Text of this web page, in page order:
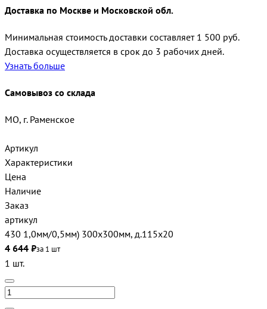
Доставка по Москве и Московской обл.
Минимальная стоимость доставки составляет 1 500 руб.
Доставка осуществляется в срок до 3 рабочих дней.
Узнать больше
Самовывоз со склада
МО, г. Раменское
Артикул
Характеристики
Цена
Наличие
Заказ
артикул
430 1,0мм/0,5мм) 300х300мм, д.115х20
4 644 ₽за 1 шт
1 шт.